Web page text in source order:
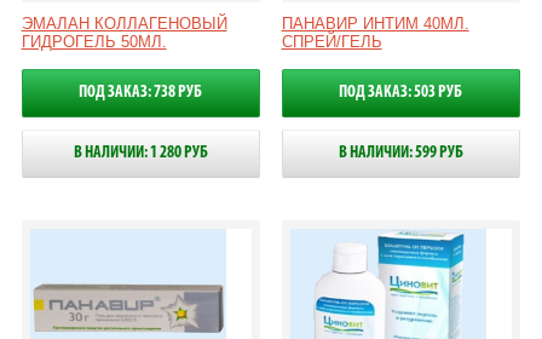
ЭМАЛАН КОЛЛАГЕНОВЫЙ
ГИДРОГЕЛЬ 50МЛ.
ПОД ЗАКАЗ: 738 РУБ
В НАЛИЧИИ: 1 280 РУБ
ПАНАВИР ИНТИМ 40МЛ.
СПРЕЙ/ГЕЛЬ
ПОД ЗАКАЗ: 503 РУБ
В НАЛИЧИИ: 599 РУБ